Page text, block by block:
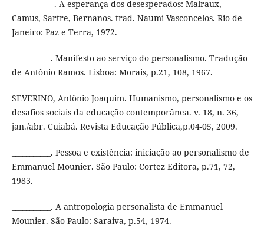
____________. A esperança dos desesperados: Malraux,
Camus, Sartre, Bernanos. trad. Naumi Vasconcelos. Rio de
Janeiro: Paz e Terra, 1972.
___________. Manifesto ao serviço do personalismo. Tradução
de Antônio Ramos. Lisboa: Morais, p.21, 108, 1967.
SEVERINO, Antônio Joaquim. Humanismo, personalismo e os
desafios sociais da educação contemporânea. v. 18, n. 36,
jan./abr. Cuiabá. Revista Educação Pública,p.04-05, 2009.
___________. Pessoa e existência: iniciação ao personalismo de
Emmanuel Mounier. São Paulo: Cortez Editora, p.71, 72,
1983.
___________. A antropologia personalista de Emmanuel
Mounier. São Paulo: Saraiva, p.54, 1974.